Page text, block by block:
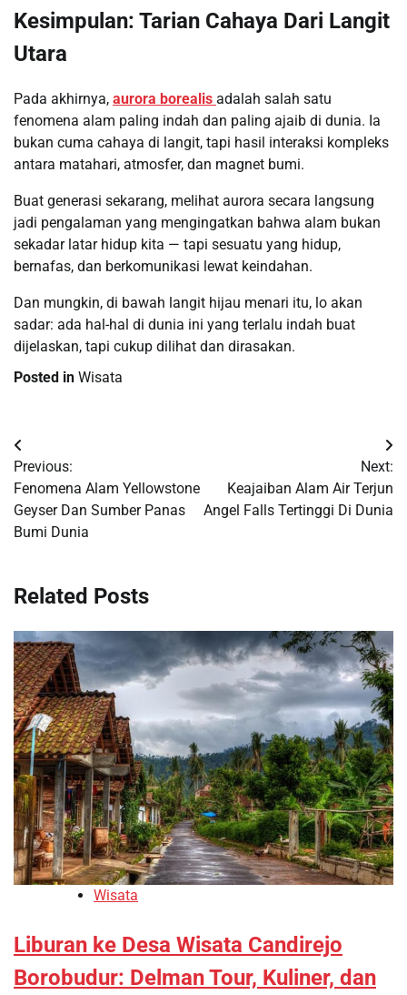
Kesimpulan: Tarian Cahaya Dari Langit
Utara
Pada akhirnya, aurora borealis adalah salah satu
fenomena alam paling indah dan paling ajaib di dunia. Ia
bukan cuma cahaya di langit, tapi hasil interaksi kompleks
antara matahari, atmosfer, dan magnet bumi.
Buat generasi sekarang, melihat aurora secara langsung
jadi pengalaman yang mengingatkan bahwa alam bukan
sekadar latar hidup kita — tapi sesuatu yang hidup,
bernafas, dan berkomunikasi lewat keindahan.
Dan mungkin, di bawah langit hijau menari itu, lo akan
sadar: ada hal-hal di dunia ini yang terlalu indah buat
dijelaskan, tapi cukup dilihat dan dirasakan.
Posted in Wisata
Navigasi
pos
Previous:
Fenomena Alam Yellowstone
Geyser Dan Sumber Panas
Bumi Dunia
Next:
Keajaiban Alam Air Terjun
Angel Falls Tertinggi Di Dunia
Related Posts
Wisata
Liburan ke Desa Wisata Candirejo
Borobudur: Delman Tour, Kuliner, dan